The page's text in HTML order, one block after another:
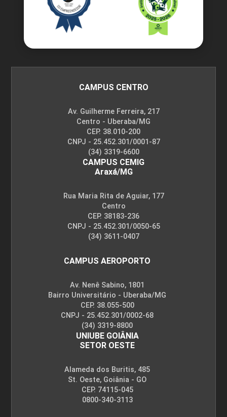
CAMPUS CENTRO
Av. Guilherme Ferreira, 217
Centro - Uberaba/MG
CEP. 38.010-200
CNPJ - 25.452.301/0001-87
(34) 3319-6600
CAMPUS CEMIG
Araxá/MG
Rua Maria Rita de Aguiar, 177
Centro
CEP. 38183-236
CNPJ - 25.452.301/0050-65
(34) 3611-0407
CAMPUS AEROPORTO
Av. Nenê Sabino, 1801
Bairro Universitário - Uberaba/MG
CEP. 38.055-500
CNPJ - 25.452.301/0002-68
(34) 3319-8800
UNIUBE GOIÂNIA
SETOR OESTE
Alameda dos Buritis, 485
St. Oeste, Goiânia - GO
CEP. 74115-045
0800-340-3113